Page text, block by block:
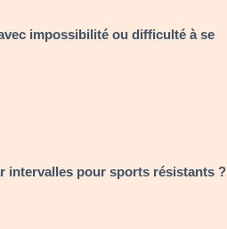
impossibilité ou difficulté à se
intervalles pour sports résistants ?